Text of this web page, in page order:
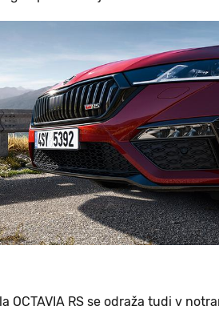
OCTAVIA RS se odraža tudi v